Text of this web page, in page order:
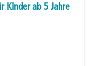
Kinder ab 5 Jahre